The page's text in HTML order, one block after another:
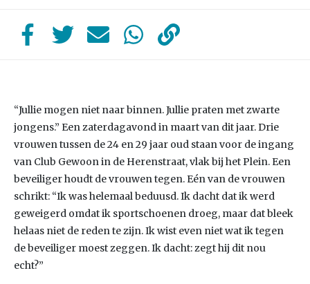
“Jullie mogen niet naar binnen. Jullie praten met zwarte
jongens.” Een zaterdagavond in maart van dit jaar. Drie
vrouwen tussen de 24 en 29 jaar oud staan voor de ingang
van Club Gewoon in de Herenstraat, vlak bij het Plein. Een
beveiliger houdt de vrouwen tegen. Eén van de vrouwen
schrikt: “Ik was helemaal beduusd. Ik dacht dat ik werd
geweigerd omdat ik sportschoenen droeg, maar dat bleek
helaas niet de reden te zijn. Ik wist even niet wat ik tegen
de beveiliger moest zeggen. Ik dacht: zegt hij dit nou
echt?”